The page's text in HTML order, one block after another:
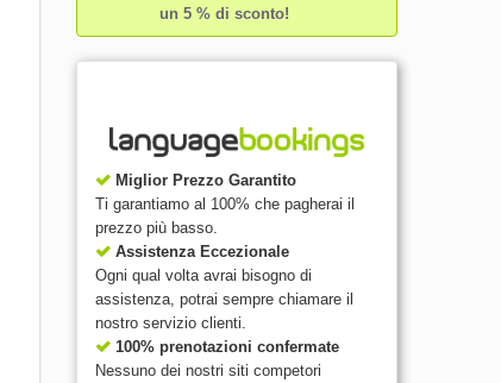
un 5 % di sconto!
Miglior Prezzo Garantito
Ti garantiamo al 100% che pagherai il
prezzo più basso.
Assistenza Eccezionale
Ogni qual volta avrai bisogno di
assistenza, potrai sempre chiamare il
nostro servizio clienti.
100% prenotazioni confermate
Nessuno dei nostri siti competori